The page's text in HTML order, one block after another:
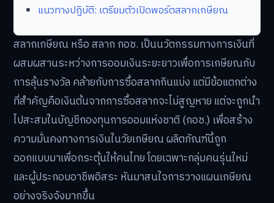
แนวทางปฏิบัติ: เตรียมตัวเปิดพอร์ตสลากเกษียณ
สลากเกษียณ หรือ สลาก กอช. เป็นนวัตกรรมทางการเงินที่
ผสมผสานระหว่างการออมเงินระยะยาวเพื่อการเกษียณกับ
การลุ้นรางวัล คล้ายกับการซื้อสลากกินแบ่ง แต่มีข้อแตกต่าง
ที่สำคัญคือเงินต้นจากการซื้อสลากจะไม่สูญหาย แต่จะถูกนำ
ไปสะสมในบัญชีกองทุนการออมแห่งชาติ (กอช.) เพื่อสร้าง
ความมั่นคงทางการเงินในวัยเกษียณ ผลิตภัณฑ์นี้ถูก
ออกแบบมาเพื่อกระตุ้นให้คนไทย โดยเฉพาะกลุ่มคนรุ่นใหม่
และผู้ประกอบอาชีพอิสระ หันมาสนใจการวางแผนเกษียณ
อย่างจริงจังมากขึ้น